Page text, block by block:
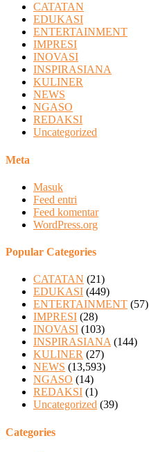
CATATAN
EDUKASI
ENTERTAINMENT
IMPRESI
INOVASI
INSPIRASIANA
KULINER
NEWS
NGASO
REDAKSI
Uncategorized
Meta
Masuk
Feed entri
Feed komentar
WordPress.org
Popular Categories
CATATAN (21)
EDUKASI (449)
ENTERTAINMENT (57)
IMPRESI (28)
INOVASI (103)
INSPIRASIANA (144)
KULINER (27)
NEWS (13,593)
NGASO (14)
REDAKSI (1)
Uncategorized (39)
Categories